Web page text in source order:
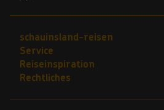
Footer navigation
schauinsland-reisen
Bewerte uns
Jobs
Service
FAQ
Reiseinspiration
Explorer
Kattas-Reisewelt
Rechtliches
ARB